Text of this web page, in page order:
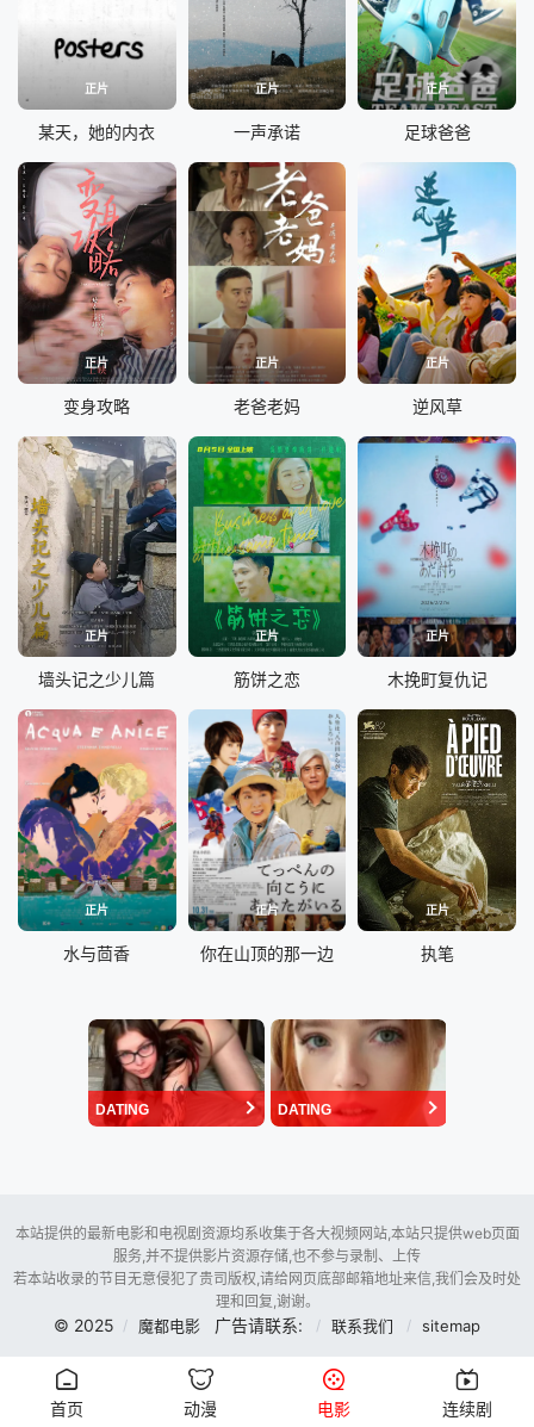
正片
某天，她的内衣
正片
一声承诺
正片
足球爸爸
正片
变身攻略
正片
老爸老妈
正片
逆风草
正片
墙头记之少儿篇
正片
筋饼之恋
正片
木挽町复仇记
正片
水与茴香
正片
你在山顶的那一边
正片
执笔
DATING DATING
本站提供的最新电影和电视剧资源均系收集于各大视频网站,本站只提供web页面
服务,并不提供影片资源存储,也不参与录制、上传
若本站收录的节目无意侵犯了贵司版权,请给网页底部邮箱地址来信,我们会及时处
理和回复,谢谢。
© 2025 魔都电影 广告请联系: 联系我们 sitemap
首页 动漫 电影 连续剧